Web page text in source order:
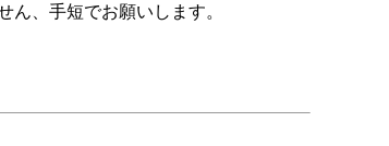
、手短でお願いします。